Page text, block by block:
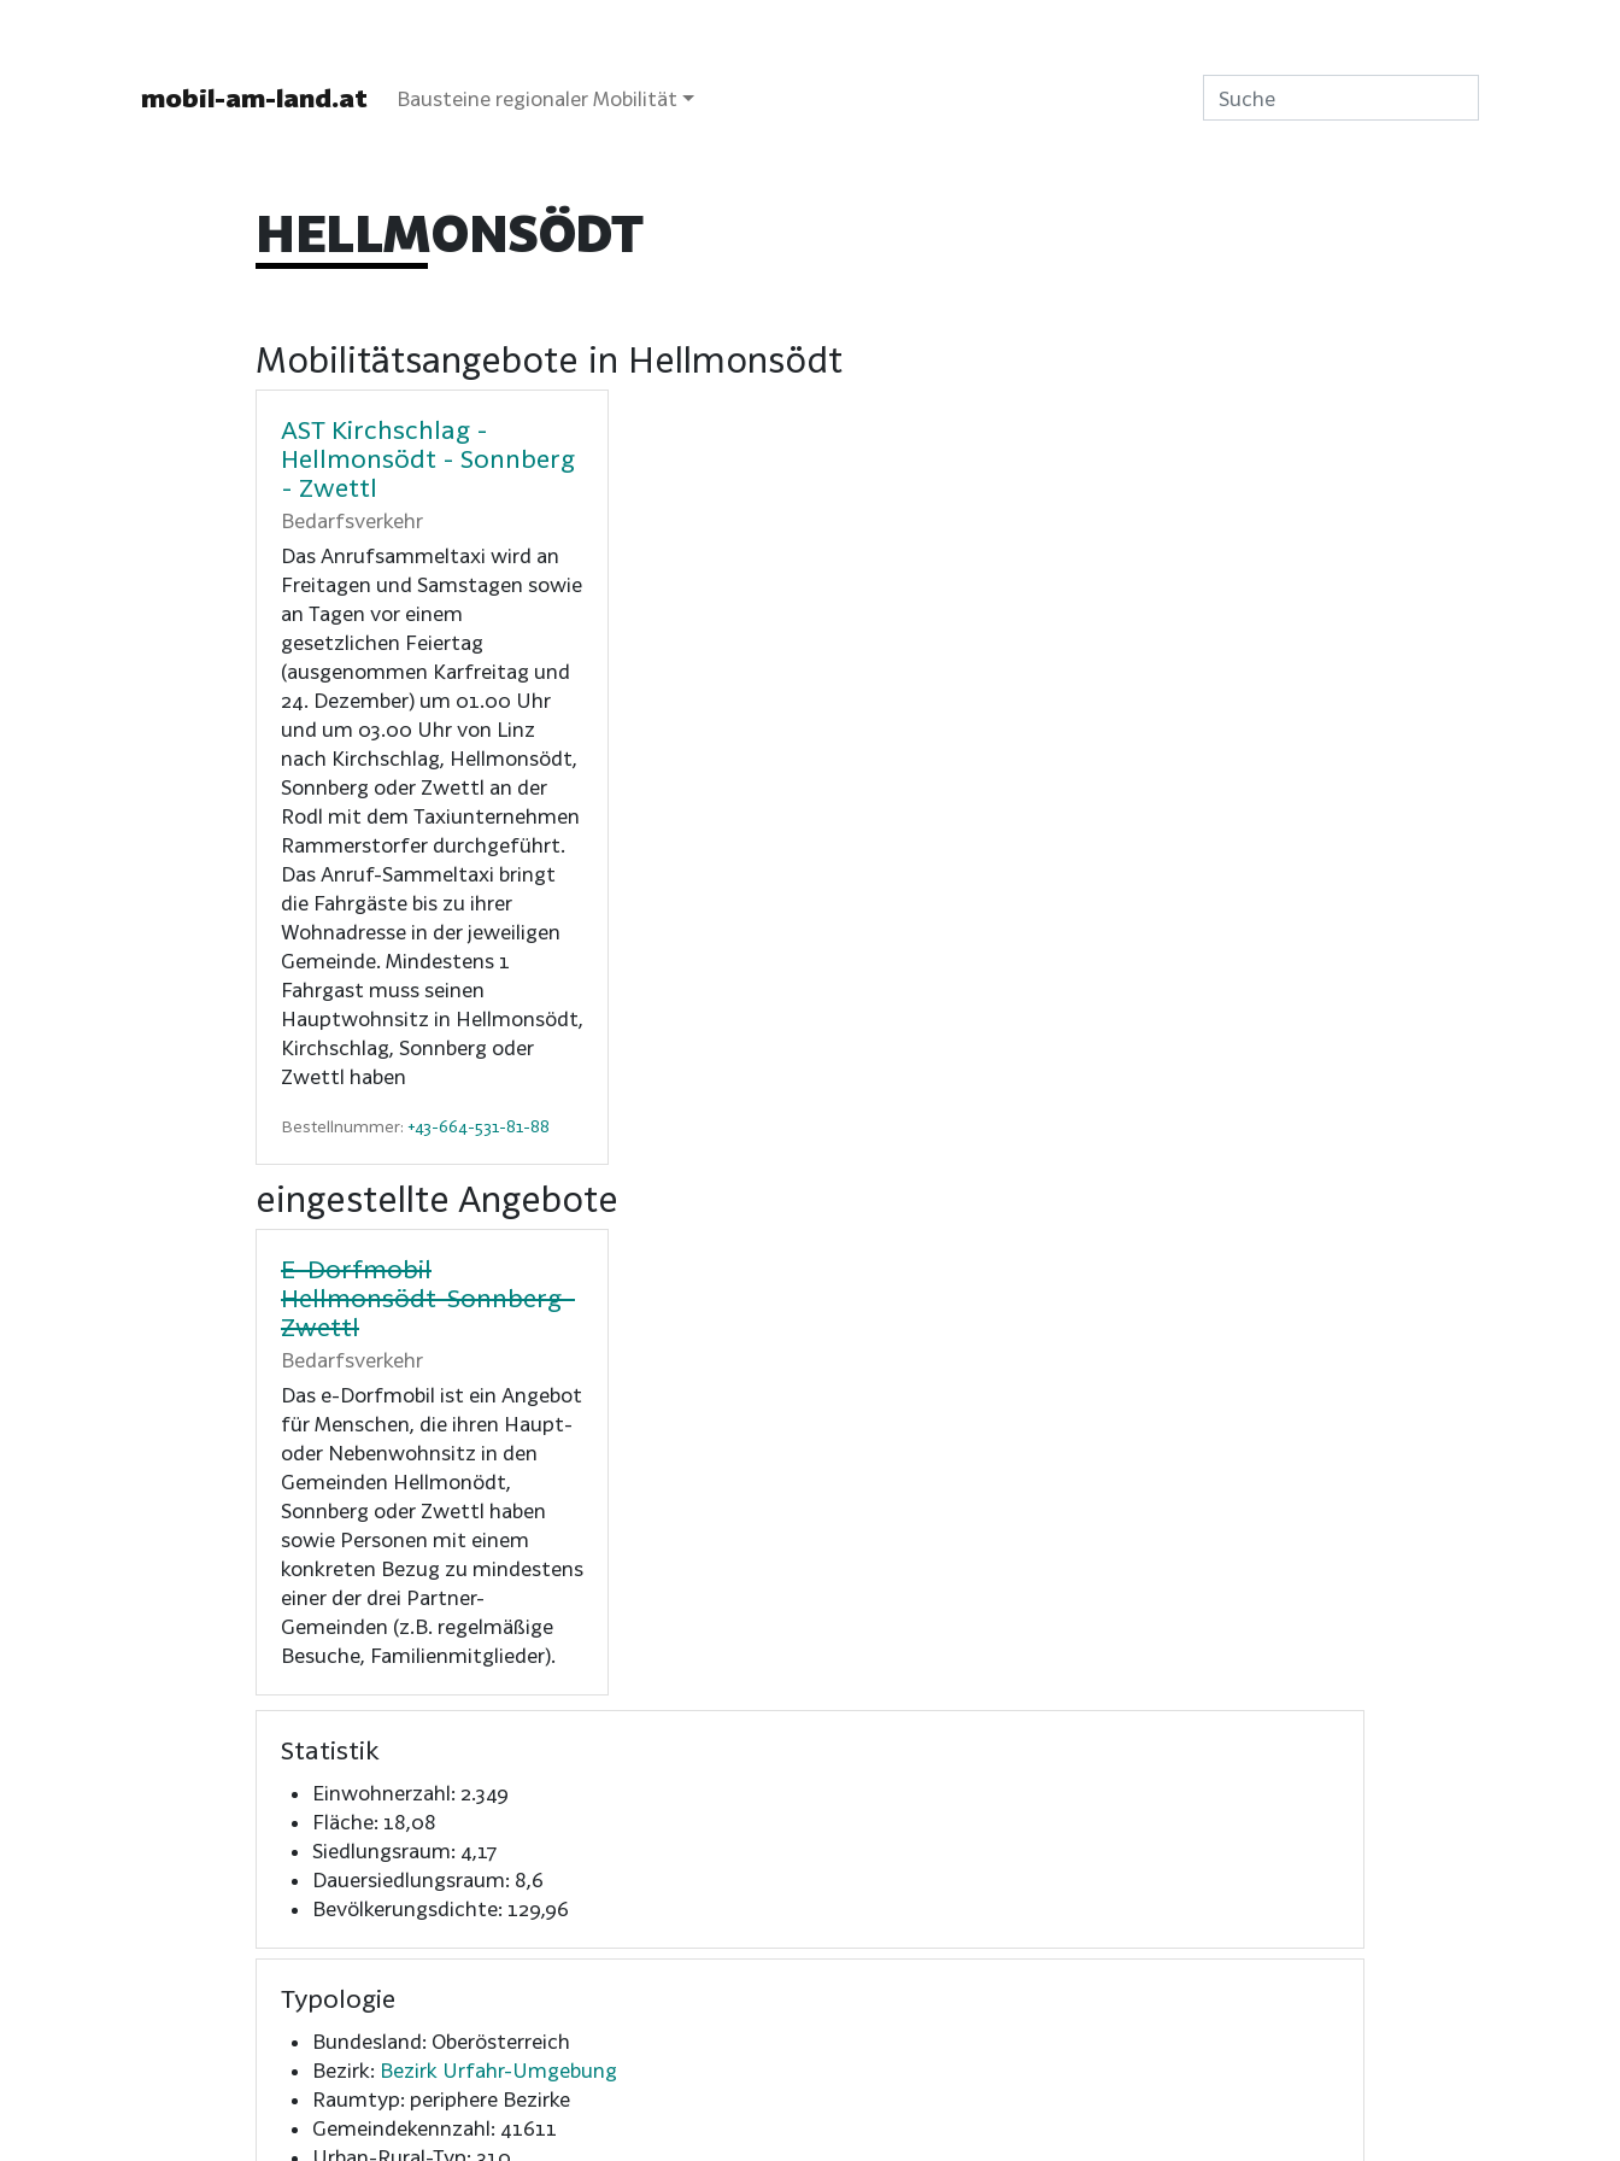
mobil-am-land.at Bausteine regionaler Mobilität
HELLMONSÖDT
Mobilitätsangebote in Hellmonsödt
AST Kirchschlag -
Hellmonsödt - Sonnberg
- Zwettl
Bedarfsverkehr
Das Anrufsammeltaxi wird an
Freitagen und Samstagen sowie
an Tagen vor einem
gesetzlichen Feiertag
(ausgenommen Karfreitag und
24. Dezember) um 01.00 Uhr
und um 03.00 Uhr von Linz
nach Kirchschlag, Hellmonsödt,
Sonnberg oder Zwettl an der
Rodl mit dem Taxiunternehmen
Rammerstorfer durchgeführt.
Das Anruf-Sammeltaxi bringt
die Fahrgäste bis zu ihrer
Wohnadresse in der jeweiligen
Gemeinde. Mindestens 1
Fahrgast muss seinen
Hauptwohnsitz in Hellmonsödt,
Kirchschlag, Sonnberg oder
Zwettl haben
Bestellnummer: +43-664-531-81-88
eingestellte Angebote
E-Dorfmobil
Hellmonsödt-Sonnberg-
Zwettl
Bedarfsverkehr
Das e-Dorfmobil ist ein Angebot
für Menschen, die ihren Haupt-
oder Nebenwohnsitz in den
Gemeinden Hellmonödt,
Sonnberg oder Zwettl haben
sowie Personen mit einem
konkreten Bezug zu mindestens
einer der drei Partner-
Gemeinden (z.B. regelmäßige
Besuche, Familienmitglieder).
Statistik
Einwohnerzahl: 2.349
Fläche: 18,08
Siedlungsraum: 4,17
Dauersiedlungsraum: 8,6
Bevölkerungsdichte: 129,96
Typologie
Bundesland: Oberösterreich
Bezirk: Bezirk Urfahr-Umgebung
Raumtyp: periphere Bezirke
Gemeindekennzahl: 41611